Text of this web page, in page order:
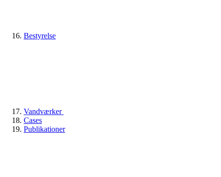
Bestyrelse
Vandværker
Cases
Publikationer